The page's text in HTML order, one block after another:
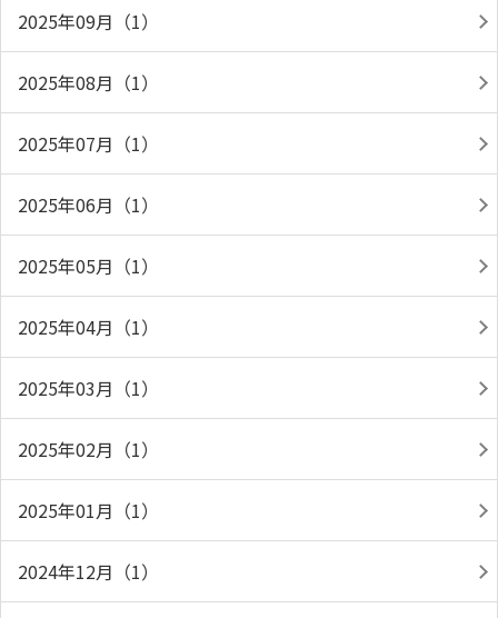
2025年09月（1）
2025年08月（1）
2025年07月（1）
2025年06月（1）
2025年05月（1）
2025年04月（1）
2025年03月（1）
2025年02月（1）
2025年01月（1）
2024年12月（1）